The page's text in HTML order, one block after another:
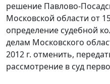
решение Павлово-
Московской области от
определение судебной
делам Московского
2012 г. отменить,
рассмотрение в суд